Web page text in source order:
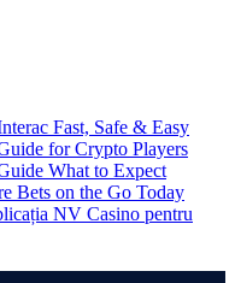
Fast, Safe & Easy
for Crypto Players
What to Expect
Bets on the Go Today
NV Casino pentru